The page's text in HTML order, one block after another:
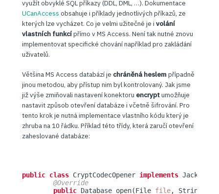
využít obvyklé SQL příkazy (DDL, DML, …). Dokumentace
UCanAccess obsahuje i příklady jednotlivých příkazů, ze
kterých lze vycházet. Co je velmi užitečné je i volání
vlastních funkcípřímo v MS Access. Není tak nutné znovu
implementovat specifické chování například pro zakládání
uživatelů.
Většina MS Access databází je chráněná heslem případně
jinou metodou, aby přístup nim byl kontrolovaný. Jak jsme
již výše zmiňovali nastavení konektoru encryptumožňuje
nastavit způsob otevření databáze i včetně šifrování. Pro
tento krok je nutná implementace vlastního kódu který je
zhruba na 10 řádku. Příklad této třídy, která zaručí otevření
zaheslované databáze:
public class CryptCodecOpener implements
@Override
public Database open(File file, String